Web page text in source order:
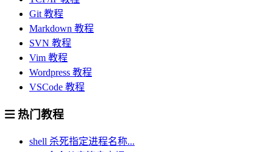
Git 教程
Markdown 教程
SVN 教程
Vim 教程
Wordpress 教程
VSCode 教程
热门教程
shell 杀死指定进程名称...